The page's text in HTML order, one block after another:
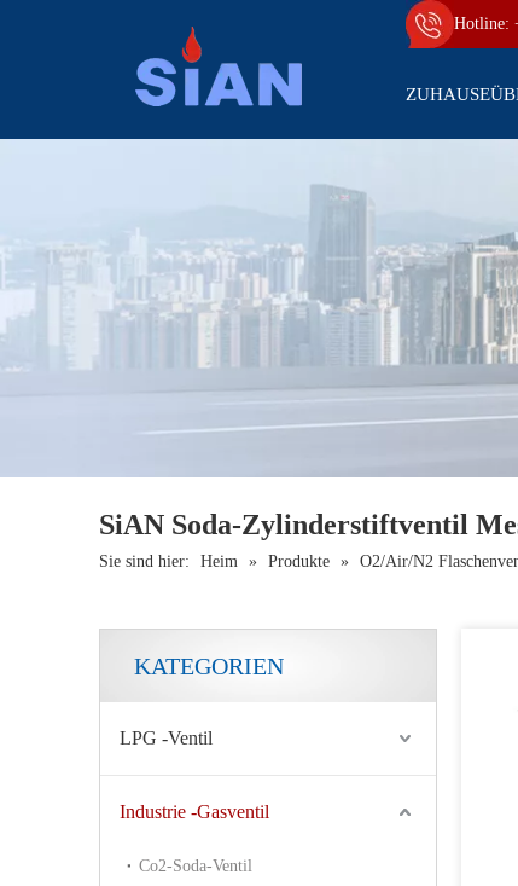
Hotline:
ZUHAUSE
SiAN Soda-Zylinderstiftventil
Sie sind hier: Heim » Produkte » O2/Air/N2
KATEGORIEN
LPG -Ventil
Industrie -Gasventil
Co2-Soda-Ventil